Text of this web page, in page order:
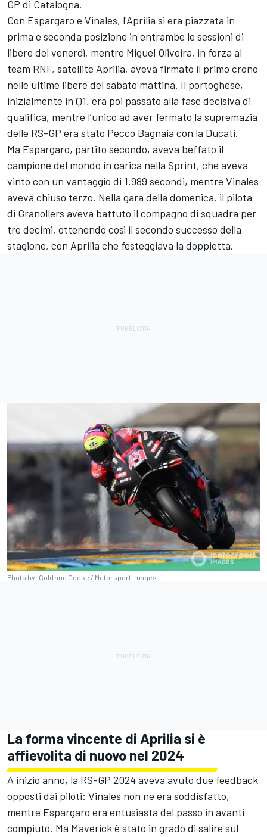
GP di Catalogna.
Con Espargaro e Vinales, l'Aprilia si era piazzata in
prima e seconda posizione in entrambe le sessioni di
libere del venerdì, mentre Miguel Oliveira, in forza al
team RNF, satellite Aprilia, aveva firmato il primo crono
nelle ultime libere del sabato mattina. Il portoghese,
inizialmente in Q1, era poi passato alla fase decisiva di
qualifica, mentre l’unico ad aver fermato la supremazia
delle RS-GP era stato Pecco Bagnaia con la Ducati.
Ma Espargaro, partito secondo, aveva beffato il
campione del mondo in carica nella Sprint, che aveva
vinto con un vantaggio di 1.989 secondi, mentre Vinales
aveva chiuso terzo. Nella gara della domenica, il pilota
di Granollers aveva battuto il compagno di squadra per
tre decimi, ottenendo così il secondo successo della
stagione, con Aprilia che festeggiava la doppietta.
Photo by: Gold and Goose / Motorsport Images
La forma vincente di Aprilia si è
affievolita di nuovo nel 2024
A inizio anno, la RS-GP 2024 aveva avuto due feedback
opposti dai piloti: Vinales non ne era soddisfatto,
mentre Espargaro era entusiasta del passo in avanti
compiuto. Ma Maverick è stato in grado di salire sul